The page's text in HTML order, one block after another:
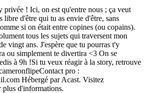
privée ! Ici, on est qu'entre nous ; ça veut
libre d'être qui tu as envie d'être, sans
si on était entre copines (ou copains).
tous les sujets qui traversent mon
vingt ans. J'espère que tu pourras t'y
ou simplement te divertira <3 On se
à 9h !Si tu veux réagir à la story, retrouve
pro :
Hébergé par Acast. Visitez
plus d'informations.